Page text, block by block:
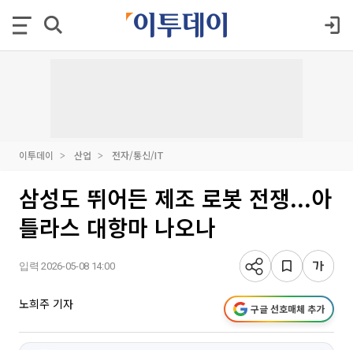
이투데이 산업 전자/통신/IT
삼성도 뛰어든 제조 로봇 전쟁...아
틀라스 대항마 나오나
입력 2026-05-08 14:00
노희주 기자 구글 선호매체 추가